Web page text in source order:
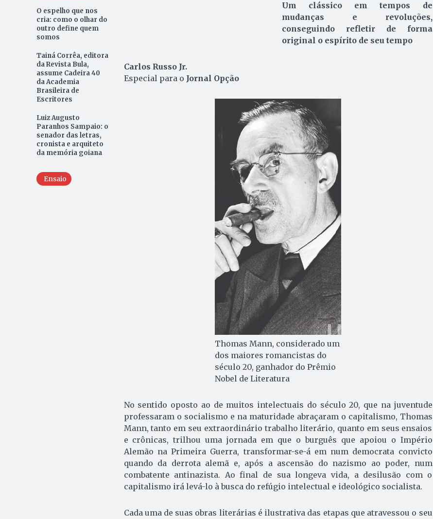
O espelho que nos
cria: como o olhar do
outro define quem
somos
Tainá Corrêa, editora
da Revista Bula,
assume Cadeira 40
da Academia
Brasileira de
Escritores
Luiz Augusto
Paranhos Sampaio: o
senador das letras,
cronista e arquiteto
da memória goiana
Ensaio
Um clássico em tempos de
mudanças e revoluções,
conseguindo refletir de forma
original o espírito de seu tempo
Carlos Russo Jr.
Especial para o Jornal Opção
Thomas Mann, considerado um
dos maiores romancistas do
século 20, ganhador do Prêmio
Nobel de Literatura
No sentido oposto ao de muitos intelectuais do século 20, que na juventude
professaram o socialismo e na maturidade abraçaram o capitalismo, Thomas
Mann, tanto em seu extraordinário trabalho literário, quanto em seus ensaios
e crônicas, trilhou uma jornada em que o burguês que apoiou o Império
Alemão na Primeira Guerra, transformar-se-á em num democrata convicto
quando da derrota alemã e, após a ascensão do nazismo ao poder, num
combatente antinazista. Ao final de sua longeva vida, a desilusão com o
capitalismo irá levá-lo à busca do refúgio intelectual e ideológico socialista.
Cada uma de suas obras literárias é ilustrativa das etapas que atravessou o seu